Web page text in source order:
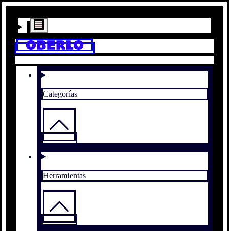
Categorías
Herramientas